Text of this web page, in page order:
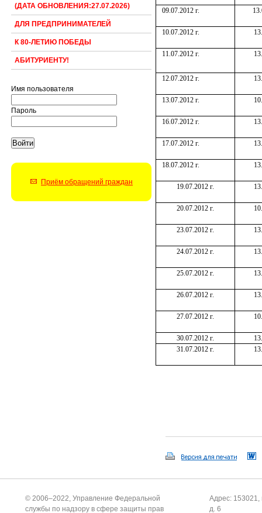
(ДАТА ОБНОВЛЕНИЯ:27.07.2026)
ДЛЯ ПРЕДПРИНИМАТЕЛЕЙ
К 80-ЛЕТИЮ ПОБЕДЫ
АБИТУРИЕНТУ!
Имя пользователя
Пароль
Приём обращений граждан
09.07.2012 г.
10.07.2012 г.
11.07.2012 г.
12.07.2012 г.
13.07.2012 г.
16.07.2012 г.
17.07.2012 г.
18.07.2012 г.
19.07.2012 г.
20.07.2012 г.
23.07.2012 г.
24.07.2012 г.
25.07.2012 г.
26.07.2012 г.
27.07.2012 г.
30.07.2012 г.
31.07.2012 г.
© 2006–2022, Управление Федеральной
службы по надзору в сфере защиты прав
Адрес: 153021,
д. 6